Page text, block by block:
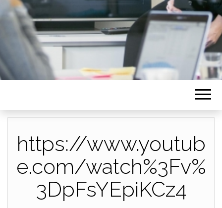
https://www.youtub
e.com/watch%3Fv%
3DpFsYEpiKCz4